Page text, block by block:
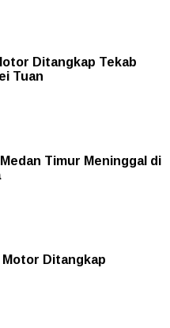
Ditangkap Tekab
Tuan
Timur Meninggal di
Ditangkap